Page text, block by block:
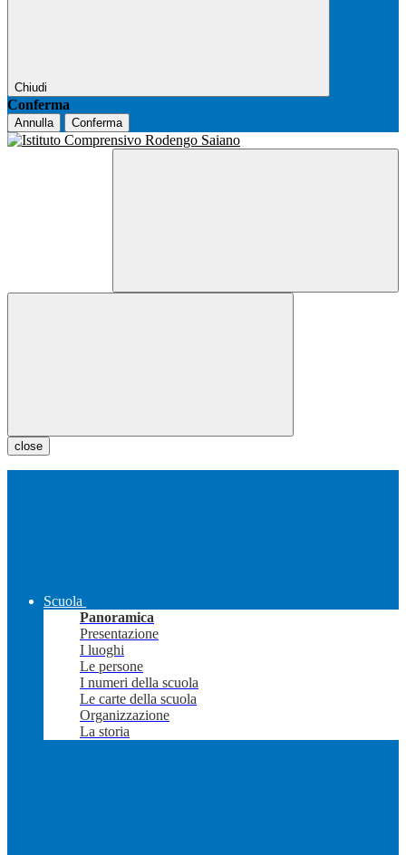
Chiudi
Conferma
Annulla Conferma
close
Scuola
Panoramica
Presentazione
I luoghi
Le persone
I numeri della scuola
Le carte della scuola
Organizzazione
La storia